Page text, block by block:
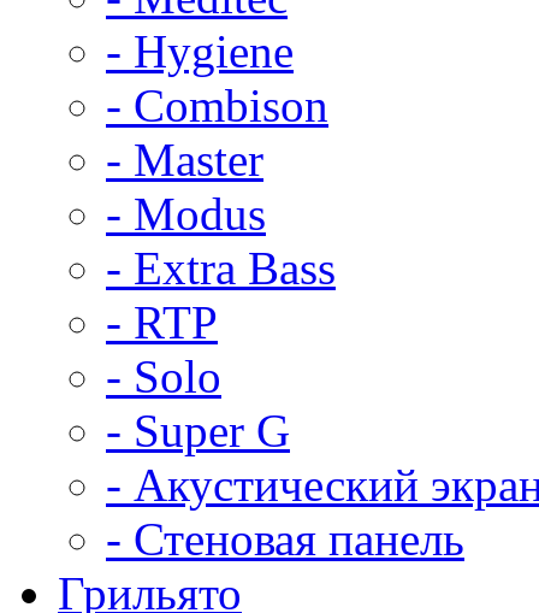
- Hygiene
- Combison
- Master
- Modus
- Extra Bass
- RTP
- Solo
- Super G
- Акустический
- Стеновая панель
Грильято